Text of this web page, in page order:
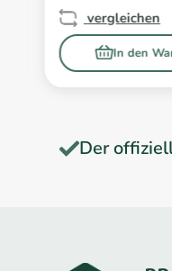
In den
vergleichen
Der